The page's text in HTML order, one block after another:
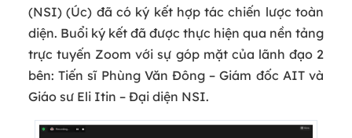
(NSI) (Úc) đã có ký kết hợp tác chiến lược toàn
diện. Buổi ký kết đã được thực hiện qua nền tảng
trực tuyến Zoom với sự góp mặt của lãnh đạo 2
bên: Tiến sĩ Phùng Văn Đông – Giám đốc AIT và
Giáo sư Eli Itin – Đại diện NSI.